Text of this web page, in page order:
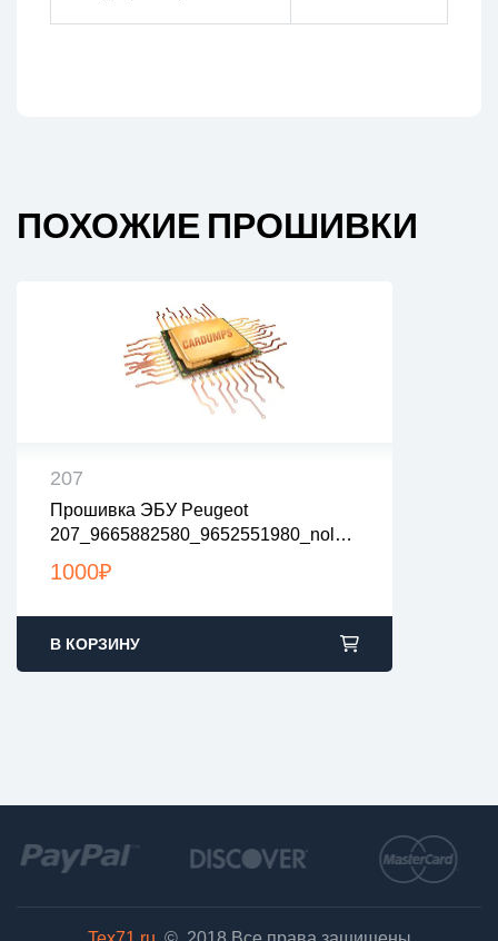
ПОХОЖИЕ ПРОШИВКИ
207
Прошивка ЭБУ Peugeot
207_9665882580_9652551980_nolam
1000₽
все файлы проверены на вирусы
все файлы в архивах zip или rar
загрузка с 9:00-22:00 по Москве
В КОРЗИНУ